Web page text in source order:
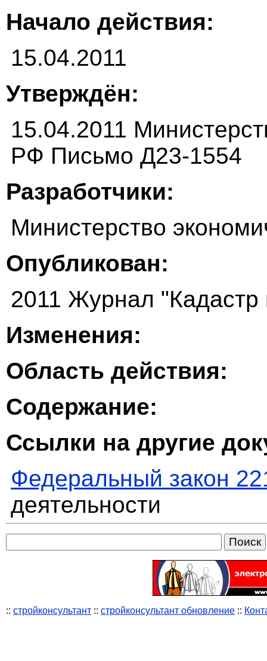
Начало действия:
15.04.2011
Утверждён:
15.04.2011
РФ Письмо Д23-1554
Разработчики:
Министерство
Опубликован:
2011 Журнал
Изменения:
Область действия:
Содержание:
Ссылки на другие
Федеральный закон
деятельности
:: стройконсультант :: стройконсультант обновление ::